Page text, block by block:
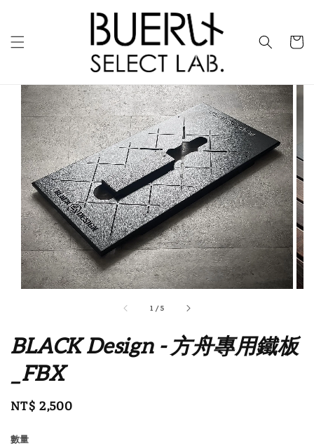
1 /5
BLACK Design - 方舟專用鐵板
_FBX
Regular
NT$ 2,500
數量